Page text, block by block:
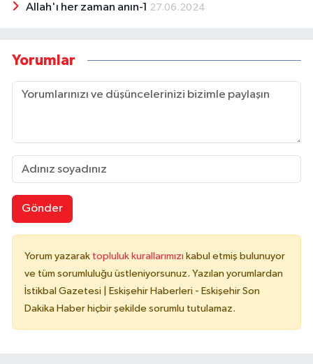
Allah'ı her zaman anın-1 27.06.2024
Yorumlar
Gönder
Yorum yazarak topluluk kurallarımızı kabul etmiş bulunuyor
ve tüm sorumluluğu üstleniyorsunuz. Yazılan yorumlardan
İstikbal Gazetesi | Eskişehir Haberleri - Eskişehir Son
Dakika Haber hiçbir şekilde sorumlu tutulamaz.